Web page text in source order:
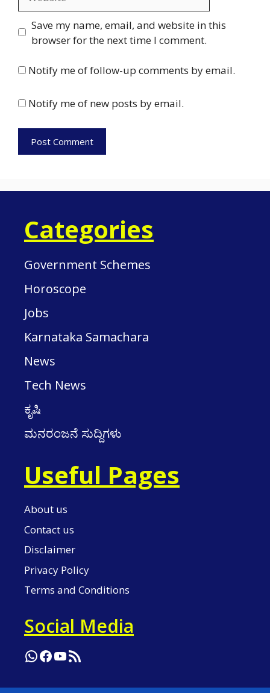
Save my name, email, and website in this
browser for the next time I comment.
Notify me of follow-up comments by email.
Notify me of new posts by email.
Categories
Government Schemes
Horoscope
Jobs
Karnataka Samachara
News
Tech News
ಕೃಷಿ
ಮನರಂಜನೆ ಸುದ್ದಿಗಳು
Useful Pages
About us
Contact us
Disclaimer
Privacy Policy
Terms and Conditions
Social Media
WhatsApp
Facebook
YouTube
RSS Feed